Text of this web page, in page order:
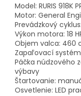
Model: RURIS 918K
Motor: General
Prevádzkový cyklus:
Výkon motora: 18
Objem valca: 460
Zapaľovací
Páčka núdzového
výbavy
Štartovanie:
Osvetlenie: LED